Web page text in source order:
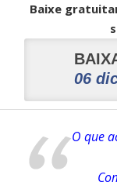
Baixe
06
O que